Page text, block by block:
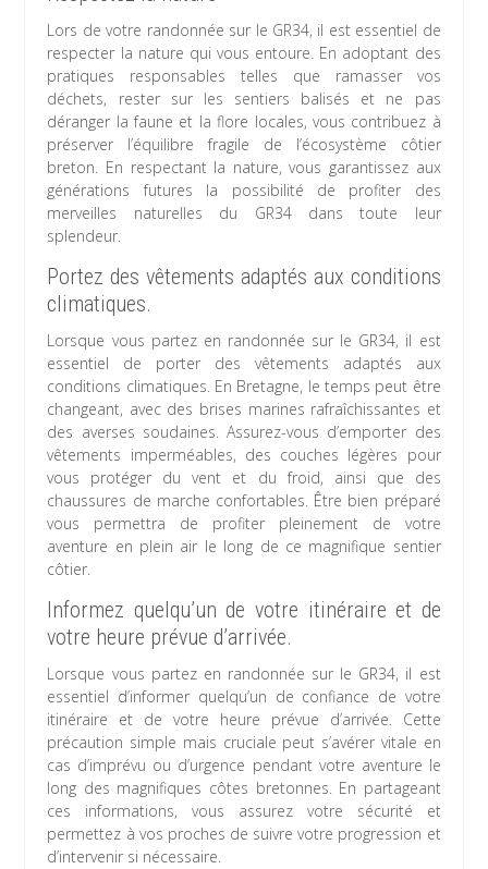
Lors de votre randonnée sur le GR34, il est essentiel de
respecter la nature qui vous entoure. En adoptant des
pratiques responsables telles que ramasser vos
déchets, rester sur les sentiers balisés et ne pas
déranger la faune et la flore locales, vous contribuez à
préserver l’équilibre fragile de l’écosystème côtier
breton. En respectant la nature, vous garantissez aux
générations futures la possibilité de profiter des
merveilles naturelles du GR34 dans toute leur
splendeur.
Portez des vêtements adaptés aux conditions
climatiques.
Lorsque vous partez en randonnée sur le GR34, il est
essentiel de porter des vêtements adaptés aux
conditions climatiques. En Bretagne, le temps peut être
changeant, avec des brises marines rafraîchissantes et
des averses soudaines. Assurez-vous d’emporter des
vêtements imperméables, des couches légères pour
vous protéger du vent et du froid, ainsi que des
chaussures de marche confortables. Être bien préparé
vous permettra de profiter pleinement de votre
aventure en plein air le long de ce magnifique sentier
côtier.
Informez quelqu’un de votre itinéraire et de
votre heure prévue d’arrivée.
Lorsque vous partez en randonnée sur le GR34, il est
essentiel d’informer quelqu’un de confiance de votre
itinéraire et de votre heure prévue d’arrivée. Cette
précaution simple mais cruciale peut s’avérer vitale en
cas d’imprévu ou d’urgence pendant votre aventure le
long des magnifiques côtes bretonnes. En partageant
ces informations, vous assurez votre sécurité et
permettez à vos proches de suivre votre progression et
d’intervenir si nécessaire.